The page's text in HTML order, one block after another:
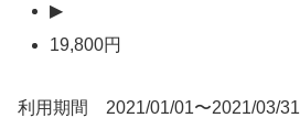
▶
19,800円
利用期間 2021/01/01〜2021/03/31